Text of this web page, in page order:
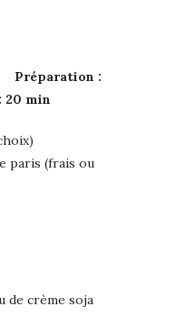
:
min
paris (frais ou
de crème soja